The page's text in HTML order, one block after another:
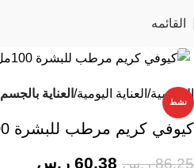
القائمه
نشط
الرئيسية العناية اليومية العناية بالجسم
كيوفي كريم مرطب للبشرة 100مل
86.25 ر.س 60.38 ر.س